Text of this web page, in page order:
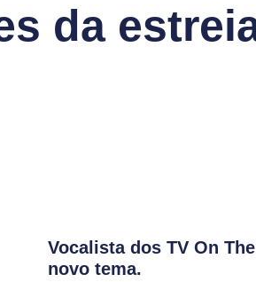
da
Vocalista dos TV On
novo tema.